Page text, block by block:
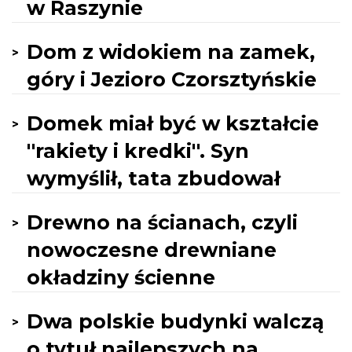
w Raszynie
Dom z widokiem na zamek,
góry i Jezioro Czorsztyńskie
Domek miał być w kształcie
''rakiety i kredki''. Syn
wymyślił, tata zbudował
Drewno na ścianach, czyli
nowoczesne drewniane
okładziny ścienne
Dwa polskie budynki walczą